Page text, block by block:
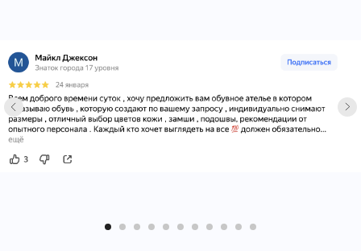
Все подошвы, кроме чепрака
материалов
Классика, кедовая,
кроссовочная, круглая колодка